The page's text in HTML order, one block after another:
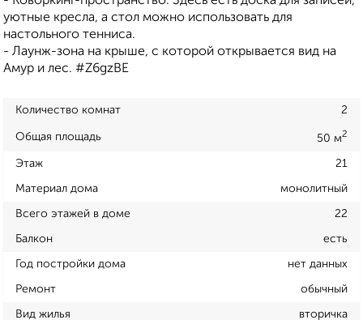
уютные кресла, а стол можно использовать для
настольного тенниса.
- Лаунж-зона на крыше, с которой открывается вид на
Амур и лес. #Z6gzBE
Количество комнат 2
Общая площадь 50 м2
Этаж 21
Материал дома монолитный
Всего этажей в доме 22
Балкон есть
Год постройки дома нет данных
Ремонт обычный
Вид жилья вторичка